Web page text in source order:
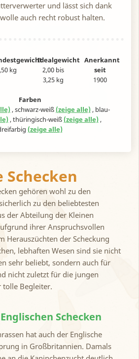
und lässt sich dank
auch recht robust halten.
kg
Idealgewicht
2,00 bis
3,25 kg
Anerkannt
seit
1900
Farben
, schwarz-weiß (zeige alle), blau-
, thüringisch-weiß (zeige alle),
(zeige alle)
Schecken
gehören wohl zu den
zu den beliebtesten
der Abteilung der Kleinen
ihrer Anspruchsvollen
Herauszüchten der Scheckung
lebhaften Wesen sind sie nicht
sehr beliebt, sondern auch für
nicht zuletzt für die jungen
tolle Begleiter.
Schecken
hat auch der Englische
in Großbritannien. Damals